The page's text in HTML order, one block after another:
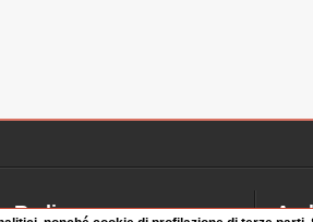
Radio